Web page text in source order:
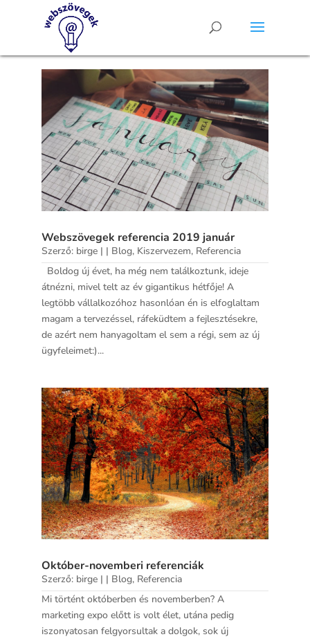
Webszövegek referencia 2019 január
Szerző: birge| | Blog, Kiszervezem, Referencia
Boldog új évet, ha még nem találkoztunk, ideje
átnézni, mivel telt az év gigantikus hétfője! A
legtöbb vállalkozóhoz hasonlóan én is elfoglaltam
magam a tervezéssel, ráfeküdtem a fejlesztésekre,
de azért nem hanyagoltam el sem a régi, sem az új
ügyfeleimet:)...
Október-novemberi referenciák
Szerző: birge| | Blog, Referencia
Mi történt októberben és novemberben? A
marketing expo előtt is volt élet, utána pedig
iszonyatosan felgyorsultak a dolgok, sok új